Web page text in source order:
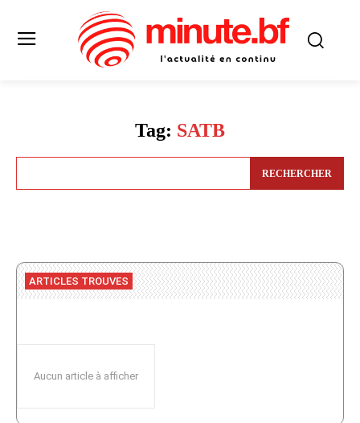
Tag: SATB
RECHERCHER
ARTICLES TROUVES
Aucun article à afficher